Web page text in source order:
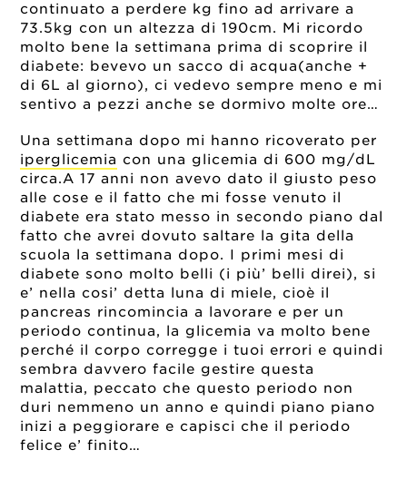
continuato a perdere kg fino ad arrivare a
73.5kg con un altezza di 190cm. Mi ricordo
molto bene la settimana prima di scoprire il
diabete: bevevo un sacco di acqua(anche +
di 6L al giorno), ci vedevo sempre meno e mi
sentivo a pezzi anche se dormivo molte ore…
Una settimana dopo mi hanno ricoverato per
iperglicemia con una glicemia di 600 mg/dL
circa.A 17 anni non avevo dato il giusto peso
alle cose e il fatto che mi fosse venuto il
diabete era stato messo in secondo piano dal
fatto che avrei dovuto saltare la gita della
scuola la settimana dopo. I primi mesi di
diabete sono molto belli (i più’ belli direi), si
e’ nella cosi’ detta luna di miele, cioè il
pancreas rincomincia a lavorare e per un
periodo continua, la glicemia va molto bene
perché il corpo corregge i tuoi errori e quindi
sembra davvero facile gestire questa
malattia, peccato che questo periodo non
duri nemmeno un anno e quindi piano piano
inizi a peggiorare e capisci che il periodo
felice e’ finito…